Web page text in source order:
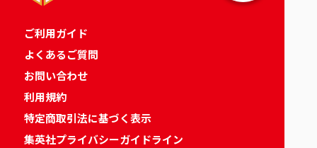
ご利用ガイド
よくあるご質問
お問い合わせ
利用規約
特定商取引法に基づく表示
集英社プライバシーガイドライン